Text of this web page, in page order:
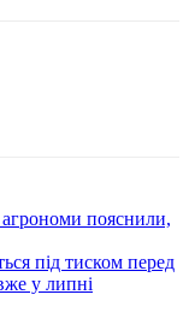
пояснили,
під тиском перед
у липні